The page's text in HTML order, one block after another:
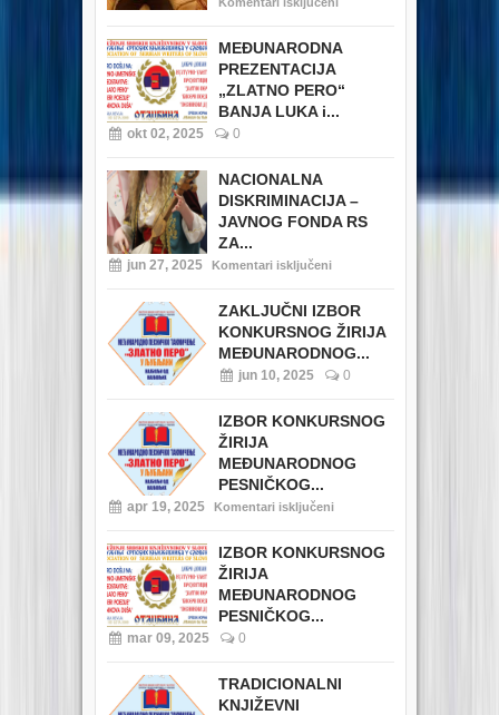
MEĐUNARODNA
PREZENTACIJA
„ZLATNO PERO“
BANJA LUKA i...
okt 02, 2025 0
NACIONALNA
DISKRIMINACIJA –
JAVNOG FONDA RS
ZA...
jun 27, 2025 Komentari isključeni
ZAKLJUČNI IZBOR
KONKURSNOG ŽIRIJA
MEĐUNARODNOG...
jun 10, 2025 0
IZBOR KONKURSNOG
ŽIRIJA
MEĐUNARODNOG
PESNIČKOG...
apr 19, 2025 Komentari isključeni
IZBOR KONKURSNOG
ŽIRIJA
MEĐUNARODNOG
PESNIČKOG...
mar 09, 2025 0
TRADICIONALNI
KNJIŽEVNI